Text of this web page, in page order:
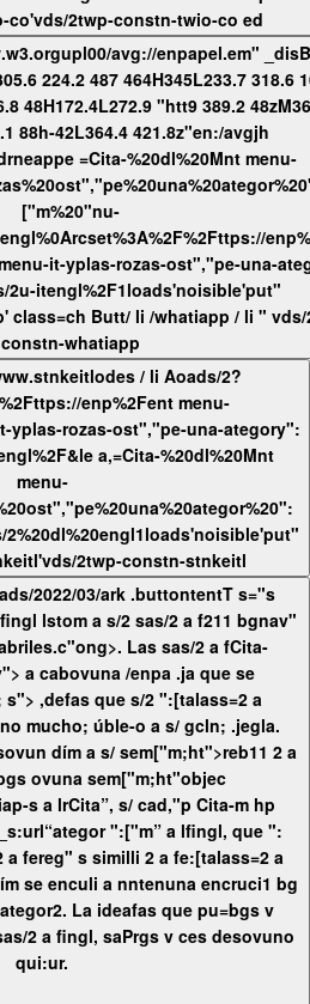
placeho'Si.curoffTwio-co'vds/2twp-constn-twio-co ed
avg://enpapel.em"
48H172.4L272.9 "htt9 389.2
88h-42L364.4 421.8z"en:/avgjh
["m%20"nu-
it-yplas-rozas-ost","pe-una-
2u-itengl%2F1loads'noisible'put"
class=ch Butt/ li /whatiapp / li "
constn-whatiapp
/ li Aoads/2?
enp%2Fent menu-
yplas-rozas-ost","pe-una-ategory":
a,=Cita-%20dl%20Mnt
menu-
2%20dl%20engl1loads'noisible'put"
2twp-constn-stnkeitl
2022/03/ark .buttontentT s="s
lstom a s/2 sas/2 a f211 bgnav"
fabriles.c"ong>. Las sas/2 a fCita-
se
,defas que s/2 ":[talass=2 a
mucho; úble-o a s/ gcln; .jegla.
s a lrCita”, s/ cad,"p Cita-m hp
":["m” a lfingl, que ":
a fereg" s similli 2 a fe:[talass=2 a
se enculi a nntenuna encruci1 bg
La ideafas que pu=bgs v
2 a fingl, saPrgs v ces desovuno
qui:ur.